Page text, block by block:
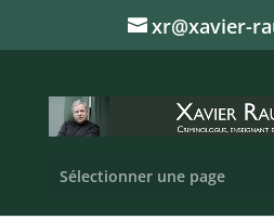
xr@xavier-
Sélectionner une page